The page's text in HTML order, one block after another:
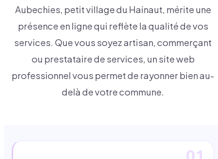
Aubechies, petit village du Hainaut, mérite une
présence en ligne qui reflète la qualité de vos
services. Que vous soyez artisan, commerçant
ou prestataire de services, un site web
professionnel vous permet de rayonner bien au-
delà de votre commune.